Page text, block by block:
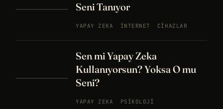
Seni Tanıyor
YAPAY ZEKA İNTERNET CIHAZLAR
Sen mi Yapay Zeka
Kullanıyorsun? Yoksa O mu
Seni?
YAPAY ZEKA PSIKOLOJI